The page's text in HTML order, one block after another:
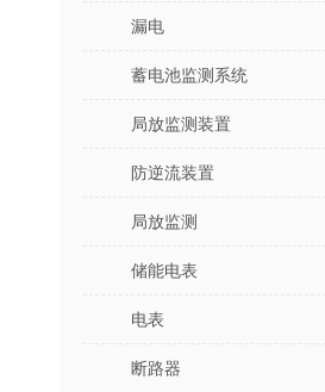
漏电
蓄电池监测系统
局放监测装置
防逆流装置
局放监测
储能电表
电表
断路器